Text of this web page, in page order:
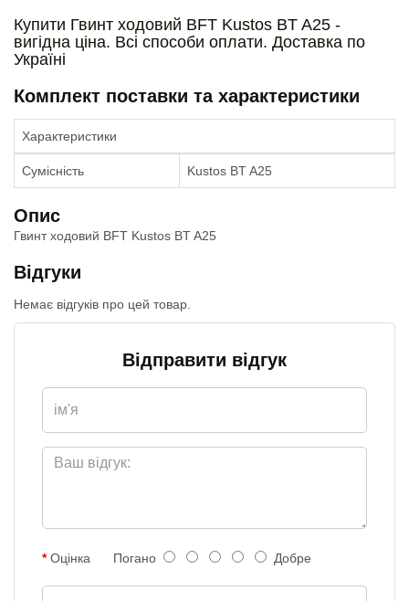
Купити Гвинт ходовий BFT Kustos BT A25 -
вигідна ціна. Всі способи оплати. Доставка по
Україні
Комплект поставки та характеристики
Характеристики
Сумісність Kustos BT A25
Опис
Гвинт ходовий BFT Kustos BT A25
Відгуки
Немає відгуків про цей товар.
Відправити відгук
Оцінка Погано Добре